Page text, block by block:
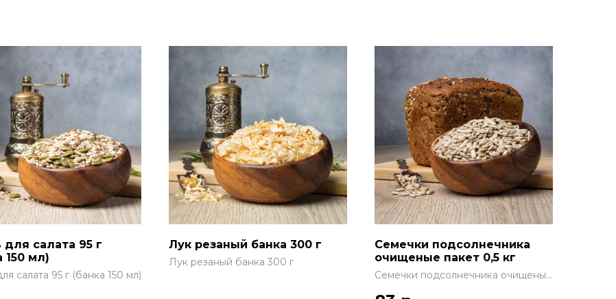
для салата 95 г
150 мл)
салата 95 г (банка 150 мл)
Лук резаный банка 300 г
Лук резаный банка 300 г
Семечки подсолнечника
очищеные пакет 0,5 кг
Семечки подсолнечника очищеные